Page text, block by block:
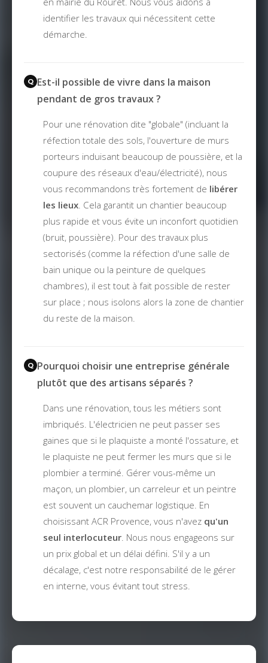
identifier les travaux qui nécessitent cette
démarche.
Est-il possible de vivre dans la maison
pendant de gros travaux ?
Pour une rénovation dite "globale" (incluant la
réfection totale des sols, l'ouverture de murs
porteurs induisant beaucoup de poussière, et la
coupure des réseaux d'eau/électricité), nous
vous recommandons très fortement de libérer
les lieux. Cela garantit un chantier beaucoup
plus rapide et vous évite un inconfort quotidien
(bruit, poussière). Pour des travaux plus
sectorisés (comme la réfection d'une salle de
bain unique ou la peinture de quelques
chambres), il est tout à fait possible de rester
sur place ; nous isolons alors la zone de chantier
du reste de la maison.
Pourquoi choisir une entreprise générale
plutôt que des artisans séparés ?
Dans une rénovation, tous les métiers sont
imbriqués. L'électricien ne peut passer ses
gaines que si le plaquiste a monté l'ossature, et
le plaquiste ne peut fermer les murs que si le
plombier a terminé. Gérer vous-même un
maçon, un plombier, un carreleur et un peintre
est souvent un cauchemar logistique. En
choisissant ACR Provence, vous n'avez qu'un
seul interlocuteur. Nous nous engageons sur
un prix global et un délai défini. S'il y a un
décalage, c'est notre responsabilité de le gérer
en interne, vous évitant tout stress.